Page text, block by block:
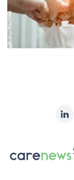
sur:
Carenews,
Le